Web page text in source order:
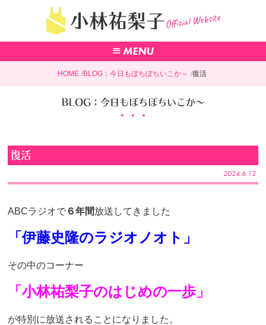
小林祐梨子Official Website
HOME BLOG：今日もぼちぼちいこか～ 復活
BLOG：今日もぼちぼちいこか～
復活
2024.6.12
ABCラジオで ６年間放送してきました
「伊藤史隆のラジオノオト」
その中のコーナー
「小林祐梨子のはじめの一歩」
が特別に放送されることになりました。